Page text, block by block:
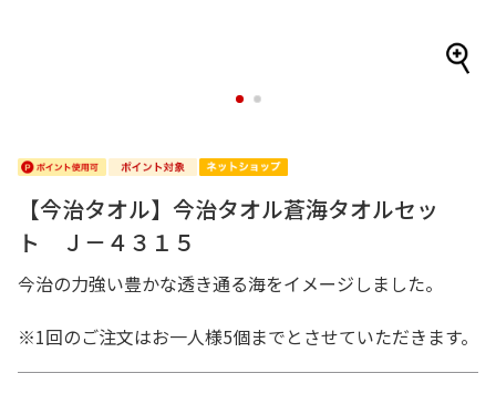
1 2
【今治タオル】今治タオル蒼海タオルセッ
ト Ｊ－４３１５
今治の力強い豊かな透き通る海をイメージしました。
※1回のご注文はお一人様5個までとさせていただきます。